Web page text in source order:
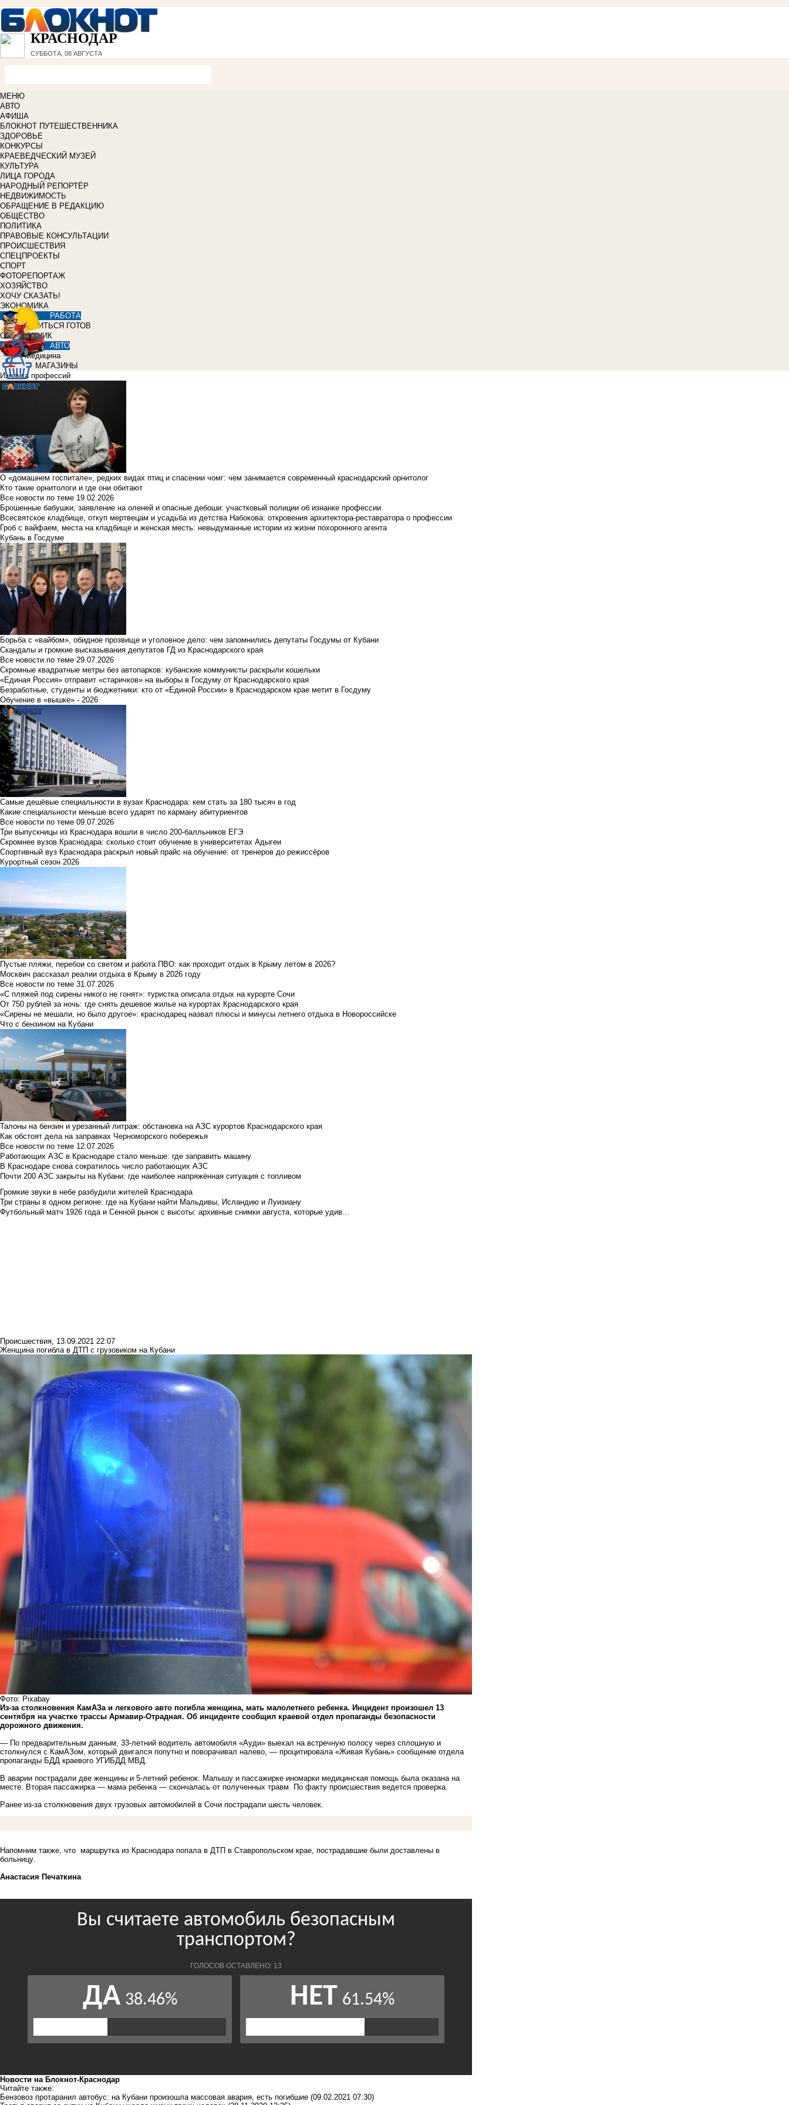
КРАСНОДАР
СУББОТА, 08 АВГУСТА
МЕНЮ
АВТО
АФИША
БЛОКНОТ ПУТЕШЕСТВЕННИКА
ЗДОРОВЬЕ
КОНКУРСЫ
КРАЕВЕДЧЕСКИЙ МУЗЕЙ
КУЛЬТУРА
ЛИЦА ГОРОДА
НАРОДНЫЙ РЕПОРТЁР
НЕДВИЖИМОСТЬ
ОБРАЩЕНИЕ В РЕДАКЦИЮ
ОБЩЕСТВО
ПОЛИТИКА
ПРАВОВЫЕ КОНСУЛЬТАЦИИ
ПРОИСШЕСТВИЯ
СПЕЦПРОЕКТЫ
СПОРТ
ФОТОРЕПОРТАЖ
ХОЗЯЙСТВО
ХОЧУ СКАЗАТЬ!
ЭКОНОМИКА
РАБОТА
УЧИТЬСЯ ГОТОВ
СПРАВОЧНИК
АВТО
Медицина
МАГАЗИНЫ
Изнанка профессий
О «домашнем госпитале», редких видах птиц и спасении чомг: чем занимается современный краснодарский орнитолог
Кто такие орнитологи и где они обитают
Все новости по теме 19.02.2026
Брошенные бабушки, заявление на оленей и опасные дебоши: участковый полиции об изнанке профессии
Всесвятское кладбище, откуп мертвецам и усадьба из детства Набокова: откровения архитектора-реставратора о профессии
Гроб с вайфаем, места на кладбище и женская месть: невыдуманные истории из жизни похоронного агента
Кубань в Госдуме
Борьба с «вайбом», обидное прозвище и уголовное дело: чем запомнились депутаты Госдумы от Кубани
Скандалы и громкие высказывания депутатов ГД из Краснодарского края
Все новости по теме 29.07.2026
Скромные квадратные метры без автопарков: кубанские коммунисты раскрыли кошельки
«Единая Россия» отправит «старичков» на выборы в Госдуму от Краснодарского края
Безработные, студенты и бюджетники: кто от «Единой России» в Краснодарском крае метит в Госдуму
Обучение в «вышке» - 2026
Самые дешёвые специальности в вузах Краснодара: кем стать за 180 тысяч в год
Какие специальности меньше всего ударят по карману абитуриентов
Все новости по теме 09.07.2026
Три выпускницы из Краснодара вошли в число 200-балльников ЕГЭ
Скромнее вузов Краснодара: сколько стоит обучение в университетах Адыгеи
Спортивный вуз Краснодара раскрыл новый прайс на обучение: от тренеров до режиссёров
Курортный сезон 2026
Пустые пляжи, перебои со светом и работа ПВО: как проходит отдых в Крыму летом в 2026?
Москвич рассказал реалии отдыха в Крыму в 2026 году
Все новости по теме 31.07.2026
«С пляжей под сирены никого не гонят»: туристка описала отдых на курорте Сочи
От 750 рублей за ночь: где снять дешевое жилье на курортах Краснодарского края
«Сирены не мешали, но было другое»: краснодарец назвал плюсы и минусы летнего отдыха в Новороссийске
Что с бензином на Кубани
Талоны на бензин и урезанный литраж: обстановка на АЗС курортов Краснодарского края
Как обстоят дела на заправках Черноморского побережья
Все новости по теме 12.07.2026
Работающих АЗС в Краснодаре стало меньше: где заправить машину
В Краснодаре снова сократилось число работающих АЗС
Почти 200 АЗС закрыты на Кубани: где наиболее напряжённая ситуация с топливом
Громкие звуки в небе разбудили жителей Краснодара
Три страны в одном регионе: где на Кубани найти Мальдивы, Исландию и Луизиану
Футбольный матч 1926 года и Сенной рынок с высоты: архивные снимки августа, которые удив...
Происшествия, 13.09.2021 22:07
Женщина погибла в ДТП с грузовиком на Кубани
Фото: Pixabay
Из-за столкновения КамАЗа и легкового авто погибла женщина, мать малолетнего ребенка. Инцидент произошел 13
сентября на участке трассы Армавир-Отрадная. Об инциденте сообщил краевой отдел пропаганды безопасности
дорожного движения.
— По предварительным данным, 33-летний водитель автомобиля «Ауди» выехал на встречную полосу через сплошную и
столкнулся с КамАЗом, который двигался попутно и поворачивал налево, — процитировала «Живая Кубань» сообщение отдела
пропаганды БДД краевого УГИБДД МВД.
В аварии пострадали две женщины и 5-летний ребенок. Малышу и пассажирке иномарки медицинская помощь была оказана на
месте. Вторая пассажирка — мама ребенка — скончалась от полученных травм. По факту происшествия ведется проверка.
Ранее из-за столкновения двух грузовых автомобилей в Сочи пострадали шесть человек.
Напомним также, что маршрутка из Краснодара попалав ДТП в Ставропольском крае, пострадавшие были доставлены в
больницу.
Анастасия Печаткина
Новости на Блoкнoт-Краснодар
Читайте также:
Бензовоз протаранил автобус: на Кубани произошла массовая авария, есть погибшие (09.02.2021 07:30)